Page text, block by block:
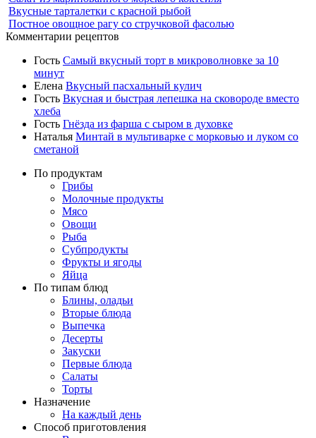
Вкусные тарталетки с красной рыбой
Постное овощное рагу со стручковой фасолью
Комментарии рецептов
Гость Самый вкусный торт в микроволновке за 10
минут
Елена Вкусный пасхальный кулич
Гость Вкусная и быстрая лепешка на сковороде вместо
хлеба
Гость Гнёзда из фарша с сыром в духовке
Наталья Минтай в мультиварке с морковью и луком со
сметаной
По продуктам
Грибы
Молочные продукты
Мясо
Овощи
Рыба
Субпродукты
Фрукты и ягоды
Яйца
По типам блюд
Блины, оладьи
Вторые блюда
Выпечка
Десерты
Закуски
Первые блюда
Салаты
Торты
Назначение
На каждый день
Способ приготовления